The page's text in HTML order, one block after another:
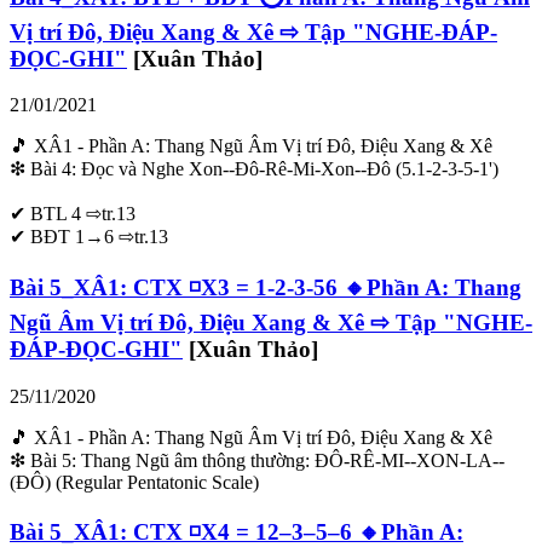
Vị trí Đô, Điệu Xang & Xê ⇨ Tập "NGHE-ĐÁP-
ĐỌC-GHI" [Xuân Thảo]
21/01/2021
🎵 XÂ1 - Phần A: Thang Ngũ Âm Vị trí Đô, Điệu Xang & Xê
❇ Bài 4: Đọc và Nghe Xon--Đô-Rê-Mi-Xon--Đô (5.1-2-3-5-1')
✔ BTL 4 ⇨tr.13
✔ BĐT 1→6 ⇨tr.13
Bài 5_XÂ1: CTX ◽X3 = 1-2-3-56 🔸Phần A: Thang
Ngũ Âm Vị trí Đô, Điệu Xang & Xê ⇨ Tập "NGHE-
ĐÁP-ĐỌC-GHI" [Xuân Thảo]
25/11/2020
🎵 XÂ1 - Phần A: Thang Ngũ Âm Vị trí Đô, Điệu Xang & Xê
❇ Bài 5: Thang Ngũ âm thông thường: ĐÔ-RÊ-MI--XON-LA--
(ĐÔ) (Regular Pentatonic Scale)
Bài 5_XÂ1: CTX ◽X4 = 12–3–5–6 🔸Phần A: